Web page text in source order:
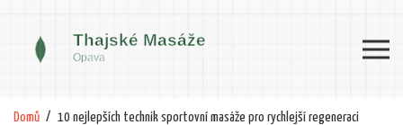
Domů 10 nejlepších technik sportovní masáže pro rychlejší regeneraci